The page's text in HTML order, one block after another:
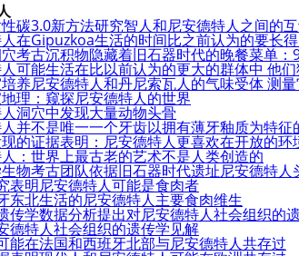
碳3.0新方法研究智人和尼安德特人之间的
在Gipuzkoa生活的时间比之前认为的要长
考古沉积物隐藏着旧石器时代的晚餐菜单
可能生活在比以前认为的更大的群体中 他
养尼安德特人和丹尼索瓦人的气味受体 测
理：窥探尼安德特人的世界
洞穴中发现大量动物头骨
并不是唯一一个牙齿以拥有薄牙釉质为特征
的证据表明：尼安德特人更喜欢在开放的
：世界上最古老的艺术不是人类创造的
物考古团队依据旧石器时代遗址尼安德特人
表明尼安德特人可能是食肉者
东北生活的尼安德特人主要食肉维生
传学数据分析提出对尼安德特人社会组织的
德特人社会组织的遗传学见解
能在法国和西班牙北部与尼安德特人共存过